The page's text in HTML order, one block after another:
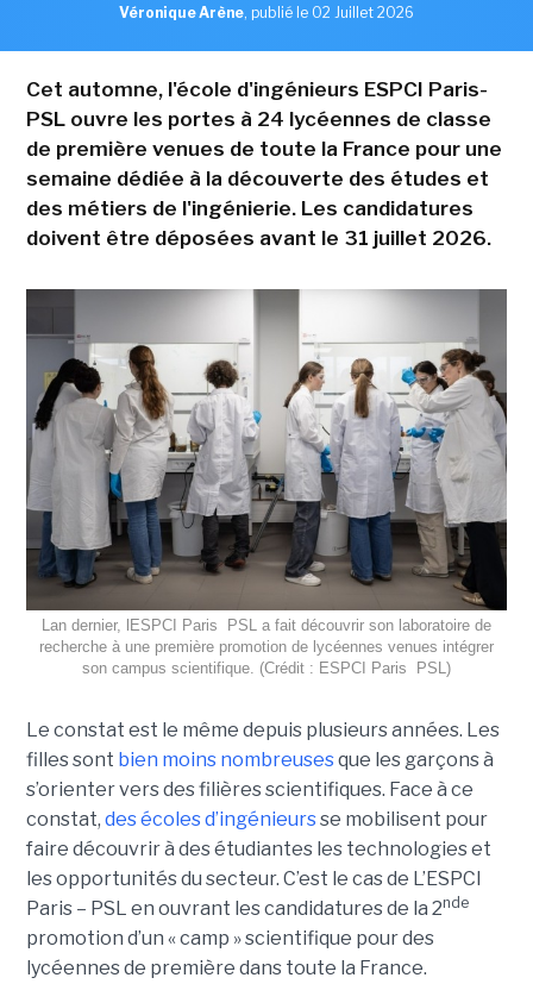
Véronique Arène, publié le 02 Juillet 2026
Cet automne, l'école d'ingénieurs ESPCI Paris-
PSL ouvre les portes à 24 lycéennes de classe
de première venues de toute la France pour une
semaine dédiée à la découverte des études et
des métiers de l'ingénierie. Les candidatures
doivent être déposées avant le 31 juillet 2026.
Lan dernier, lESPCI Paris  PSL a fait découvrir son laboratoire de
recherche à une première promotion de lycéennes venues intégrer
son campus scientifique. (Crédit : ESPCI Paris  PSL)
Le constat est le même depuis plusieurs années. Les
filles sont bien moins nombreusesque les garçons à
s’orienter vers des filières scientifiques. Face à ce
constat, des écoles d’ingénieursse mobilisent pour
faire découvrir à des étudiantes les technologies et
les opportunités du secteur. C’est le cas de L’ESPCI
Paris – PSL en ouvrant les candidatures de la 2nde
promotion d’un « camp » scientifique pour des
lycéennes de première dans toute la France.